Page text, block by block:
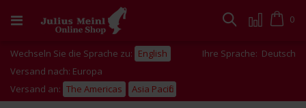
Inhalt
springen
Cart
0
Suche
Wechseln Sie die Sprache zu: English Ihre Sprache: Deutsch
Versand nach: Europa
Versand an: The Americas Asia Pacific